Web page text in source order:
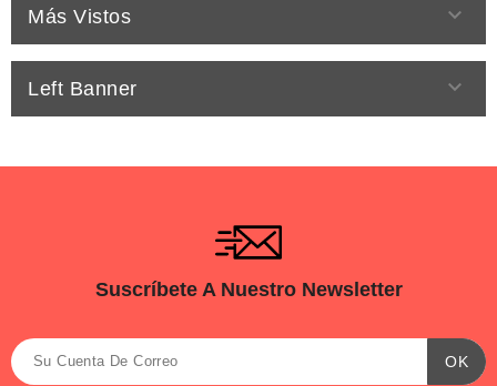
Más Vistos 
Left Banner 
Suscríbete A Nuestro Newsletter